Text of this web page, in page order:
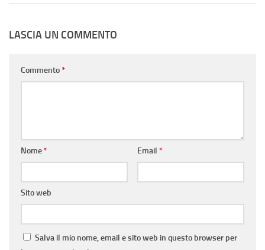
LASCIA UN COMMENTO
Commento*
Nome* Email *
Sito web
Salva il mio nome, email e sito web in questo browser per